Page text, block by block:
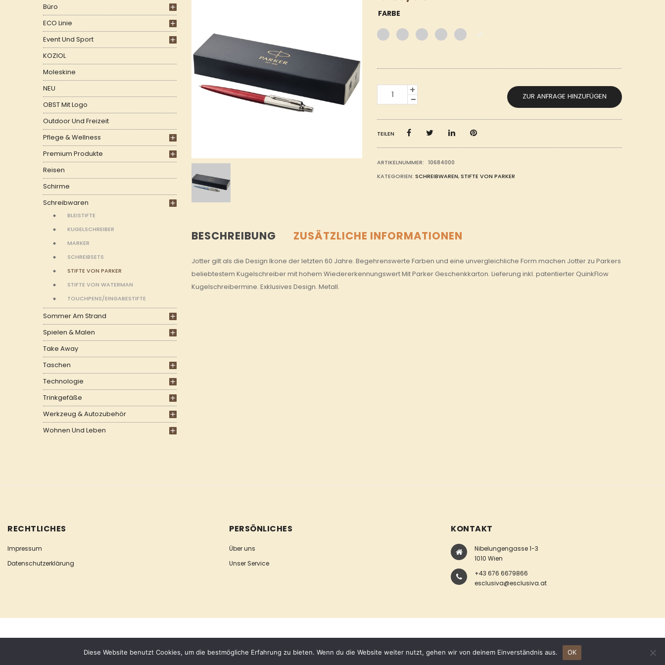
Büro
ECO Linie
Event Und Sport
KOZIOL
Moleskine
NEU
OBST Mit Logo
Outdoor Und Freizeit
Pflege & Wellness
Premium Produkte
Reisen
Schirme
Schreibwaren
BLEISTIFTE
KUGELSCHREIBER
MARKER
SCHREIBSETS
STIFTE VON PARKER
STIFTE VON WATERMAN
TOUCHPENS/EINGABESTIFTE
Sommer Am Strand
Spielen & Malen
Take Away
Taschen
Technologie
Trinkgefäße
Werkzeug & Autozubehör
Wohnen Und Leben
FARBE
BOND
STREET
ZUR ANFRAGE HINZUFÜGEN
TEILEN
ARTIKELNUMMER: 10684000
KATEGORIEN: SCHREIBWAREN,STIFTE VON PARKER
BESCHREIBUNG ZUSÄTZLICHE INFORMATIONEN
Jotter gilt als die Design Ikone der letzten 60 Jahre. Begehrenswerte Farben und eine unvergleichliche Form machen Jotter zu Parkers
beliebtestem Kugelschreiber mit hohem Wiedererkennungswert Mit Parker Geschenkkarton. Lieferung inkl. patentierter QuinkFlow
Kugelschreibermine. Exklusives Design. Metall.
RECHTLICHES
Impressum
Datenschutzerklärung
PERSÖNLICHES
Über uns
Unser Service
KONTAKT
Nibelungengasse 1-3
1010 Wien
+43 676 6679866
esclusiva@esclusiva.at
Diese Website benutzt Cookies, um die bestmögliche Erfahrung zu bieten. Wenn du die Website weiter nutzt, gehen wir von deinem Einverständnis aus.
OK